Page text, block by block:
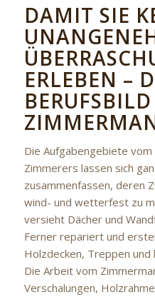
DAMIT SIE
ERLEBEN –
BERUFSBILD
Die Aufgabengebiete
Zimmerers lassen sich
zusammenfassen, deren
wind- und wetterfest zu
versieht Dächer und
Ferner repariert und
Holzdecken, Treppen und
Die Arbeit vom
Verschalungen,